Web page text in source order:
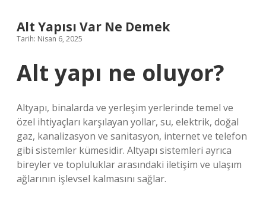
Alt Yapısı Var Ne Demek
Tarih: Nisan 6, 2025
Alt yapı ne oluyor?
Altyapı, binalarda ve yerleşim yerlerinde temel ve
özel ihtiyaçları karşılayan yollar, su, elektrik, doğal
gaz, kanalizasyon ve sanitasyon, internet ve telefon
gibi sistemler kümesidir. Altyapı sistemleri ayrıca
bireyler ve topluluklar arasındaki iletişim ve ulaşım
ağlarının işlevsel kalmasını sağlar.